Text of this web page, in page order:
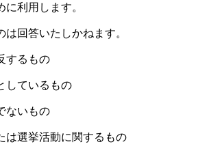
利用します。
は回答いたしかねます。
するもの
しているもの
ないもの
は選挙活動に関するもの